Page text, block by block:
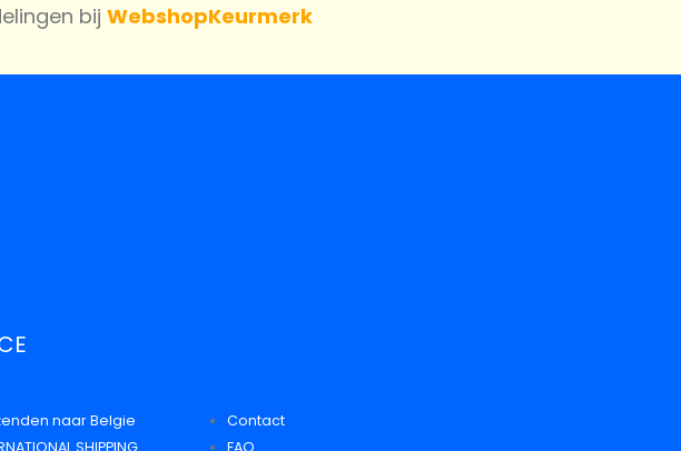
bij WebshopKeurmerk
naar Belgie
SHIPPING
Contact
FAQ